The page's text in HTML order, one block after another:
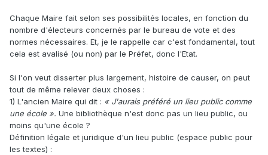
Chaque Maire fait selon ses possibilités locales, en fonction du
nombre d'électeurs concernés par le bureau de vote et des
normes nécessaires. Et, je le rappelle car c'est fondamental, tout
cela est avalisé (ou non) par le Préfet, donc l'Etat.
Si l'on veut disserter plus largement, histoire de causer, on peut
tout de même relever deux choses :
1) L'ancien Maire qui dit : « J'aurais préféré un lieu public comme
une école ». Une bibliothèque n'est donc pas un lieu public, ou
moins qu'une école ?
Définition légale et juridique d'un lieu public (espace public pour
les textes) :